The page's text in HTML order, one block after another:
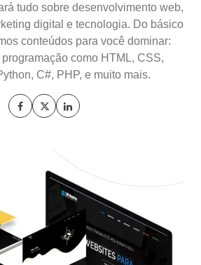
tudo sobre desenvolvimento web,
digital e tecnologia. Do básico
conteúdos para você dominar:
como HTML, CSS,
C#, PHP, e muito mais.